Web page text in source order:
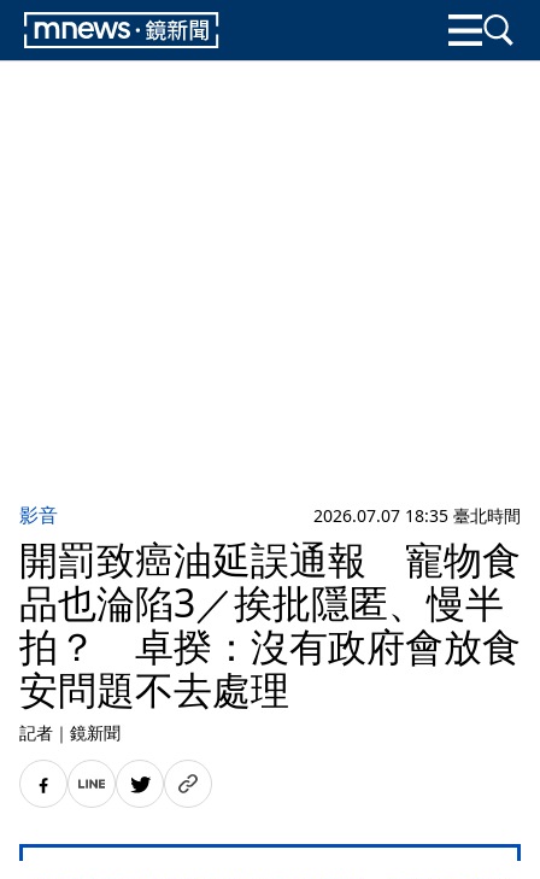
影音 2026.07.07 18:35 臺北時間
開罰致癌油延誤通報 寵物食
品也淪陷3／挨批隱匿、慢半
拍？ 卓揆：沒有政府會放食
安問題不去處理
記者 ｜ 鏡新聞